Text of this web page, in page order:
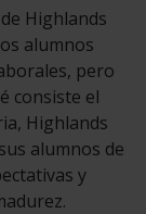
Highlands
alumnos
pero
consiste el
Highlands
alumnos de
y